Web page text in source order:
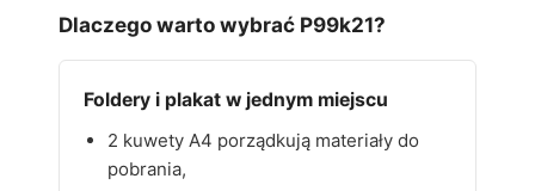
Dlaczego warto wybrać P99k21?
Foldery i plakat w jednym miejscu
2 kuwety A4 porządkują materiały do
pobrania,